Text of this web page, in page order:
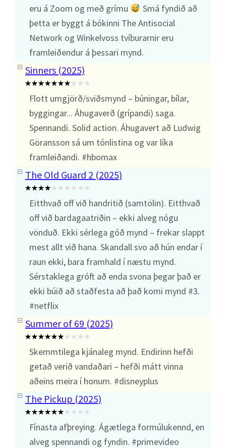
eru á Zoom og með grímu
Smá fyndið að
þetta er byggt á bókinni The Antisocial
Network og Winkelvoss tvíburarnir eru
framleiðendur á þessari mynd.
Sinners (2025)
Flott umgjörð/sviðsmynd – búningar, bílar,
byggingar... Áhugaverð (grípandi) saga.
Spennandi. Solid action. Áhugavert að Ludwig
Göransson sá um tónlistina og var líka
framleiðandi. #hbomax
The Old Guard 2 (2025)
Eitthvað off við handritið (samtölin). Eitthvað
off við bardagaatriðin – ekki alveg nógu
vönduð. Ekki sérlega góð mynd – frekar slappt
mest allt við hana. Skandall svo að hún endar í
raun ekki, bara framhald í næstu mynd.
Sérstaklega gróft að enda svona þegar það er
ekki búið að staðfesta að það komi mynd #3.
#netflix
Summer of 69 (2025)
Skemmtilega kjánaleg mynd. Endirinn hefði
getað verið vandaðari – hefði mátt vinna
aðeins meira í honum. #disneyplus
The Pickup (2025)
Fínasta afþreying. Ágætlega formúlukennd, en
alveg spennandi og fyndin. #primevideo